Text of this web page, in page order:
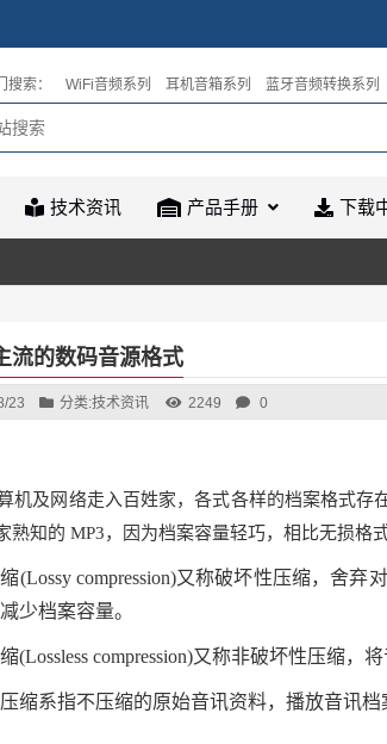
搜索： WiFi音频系列 耳机音箱系列 蓝牙音频转换系列
技术资讯 产品手册 下载
流的数码音源格式
23 分类:技术资讯 2249 0
机及网络走入百姓家，各式各样的档案格式
熟知的 MP3，因为档案容量轻巧，相比无损格
(Lossy compression)又称破坏性压缩，舍
少档案容量。
(Lossless compression)又称非破坏性压缩，
缩系指不压缩的原始音讯资料，播放音讯档